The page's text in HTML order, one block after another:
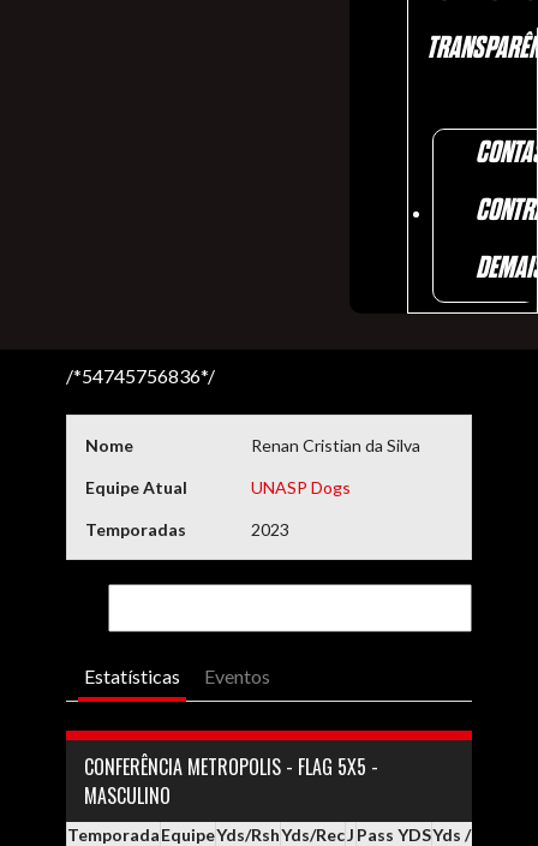
/*54745756836*/
Nome Renan Cristian da Silva
Equipe Atual UNASP Dogs
Temporadas 2023
Estatísticas Eventos
CONFERÊNCIA METROPOLIS - FLAG 5X5 -
MASCULINO
TemporadaEquipeYds/RshYds/RecJ Pass YDSYds / Pass